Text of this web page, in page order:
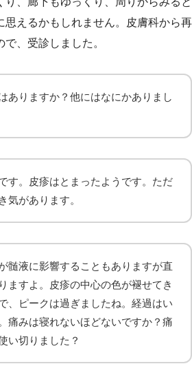
思えるかもしれません。皮膚科から再
、受診しました。
ありますか？他にはなにかありまし
す。皮疹はとまったようです。ただ
気があります。
髄液に影響することもありますが直
ますよ。皮疹の中心の色が褪せてき
、ピークは過ぎましたね。経過はい
痛みは寝れないほどないですか？痛
い切りました？